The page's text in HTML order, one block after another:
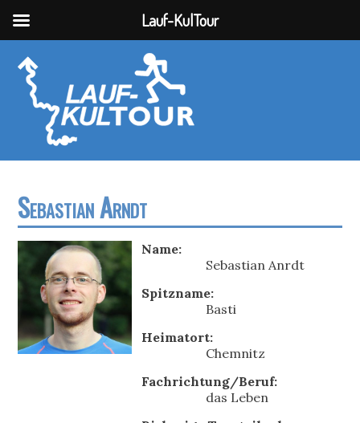
Sebastian Arndt
Name:
Sebastian Anrdt
Spitzname:
Basti
Heimatort:
Chemnitz
Fachrichtung/Beruf:
das Leben
Lauf-KulTour